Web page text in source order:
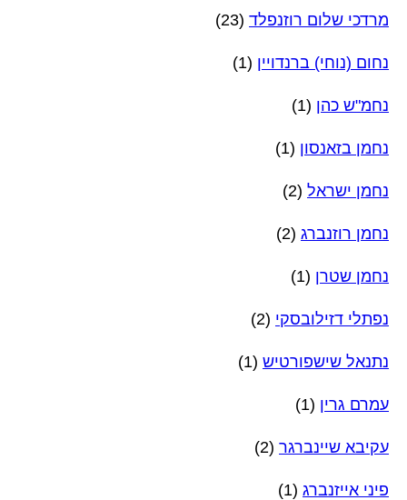
מרדכי שלום רוזנפלד (23)
נחום (נוחי) ברנדויין (1)
נחמ"ש כהן (1)
נחמן בזאנסון (1)
נחמן ישראל (2)
נחמן רוזנברג (2)
נחמן שטרן (1)
נפתלי דזילובסקי (2)
נתנאל שישפורטיש (1)
עמרם גרין (1)
עקיבא שיינברגר (2)
פיני אייזנברג (1)